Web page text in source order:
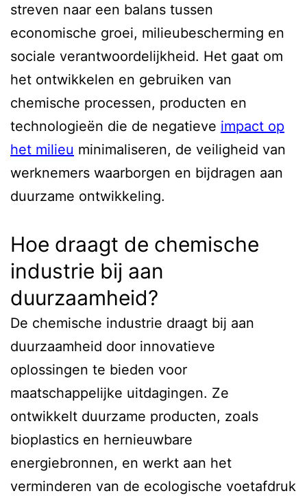
streven naar een balans tussen
economische groei, milieubescherming en
sociale verantwoordelijkheid. Het gaat om
het ontwikkelen en gebruiken van
chemische processen, producten en
technologieën die de negatieve impact op
het milieu minimaliseren, de veiligheid van
werknemers waarborgen en bijdragen aan
duurzame ontwikkeling.
Hoe draagt de chemische
industrie bij aan
duurzaamheid?
De chemische industrie draagt bij aan
duurzaamheid door innovatieve
oplossingen te bieden voor
maatschappelijke uitdagingen. Ze
ontwikkelt duurzame producten, zoals
bioplastics en hernieuwbare
energiebronnen, en werkt aan het
verminderen van de ecologische voetafdruk